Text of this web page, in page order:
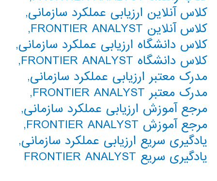
کلاس آنلاین ارزیابی عملکرد سازمانی,
کلاس آنلاین FRONTIER ANALYST
,
کلاس دانشگاه ارزیابی عملکرد سازمانی,
کلاس دانشگاه FRONTIER ANALYST
,
مدرک معتبر ارزیابی عملکرد سازمانی,
مدرک معتبر FRONTIER ANALYST
,
مرجع آموزش ارزیابی عملکرد سازمانی,
مرجع آموزش FRONTIER ANALYST
,
یادگیری سریع ارزیابی عملکرد سازمانی,
یادگیری سریع FRONTIER ANALYST